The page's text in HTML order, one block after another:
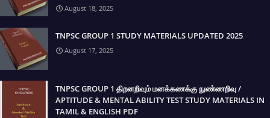
August 18, 2025
TNPSC GROUP 1 STUDY MATERIALS UPDATED 2025
August 17, 2025
TNPSC GROUP 1 திறனறிவும் மனக்கணக்கு நுண்ணறிவு /
APTITUDE & MENTAL ABILITY TEST STUDY MATERIALS IN
TAMIL & ENGLISH PDF